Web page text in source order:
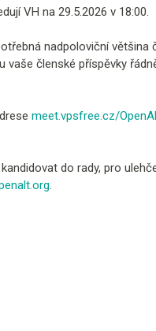
VH na 29.5.2026 v 18:00.
nadpoloviční většina
členské příspěvky
meet.vpsfree.cz/
do rady, pro
.